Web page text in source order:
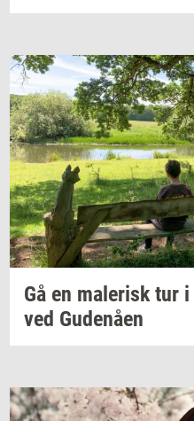
Gå en ma­le­risktur i
ved Gu­denå­en